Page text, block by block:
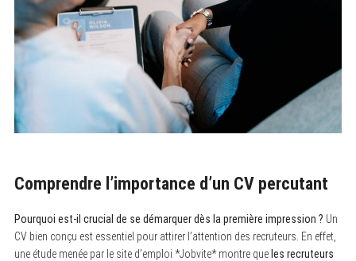
Comprendre l’importance d’un CV percutant
Pourquoi est-il crucial de se démarquer dès la première impression ? Un
CV bien conçu est essentiel pour attirer l’attention des recruteurs. En effet,
une étude menée par le site d’emploi *Jobvite* montre queles recruteurs